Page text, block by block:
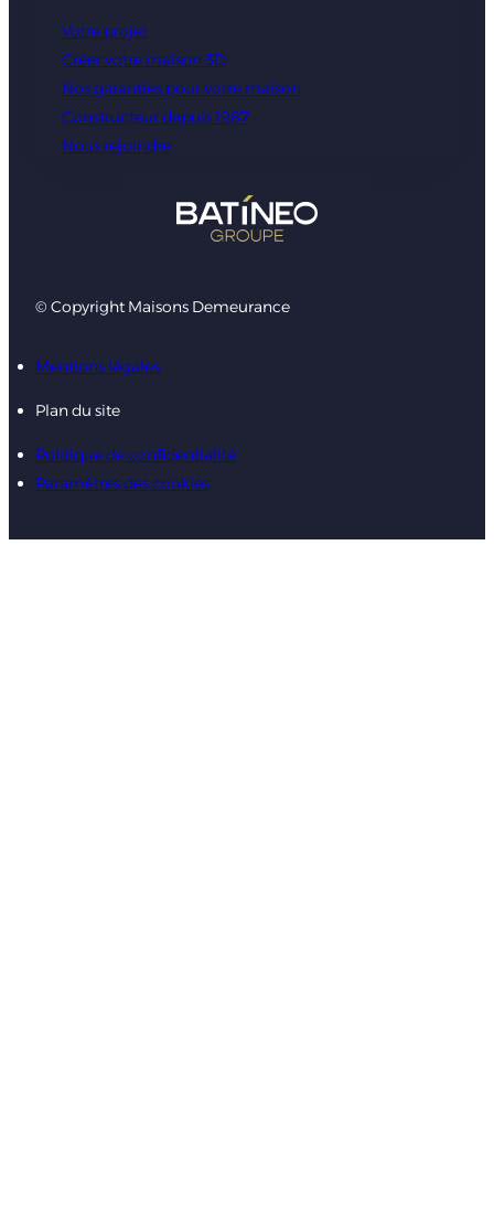
Votre projet
Créer votre maison 3D
Nos garanties pour votre maison
Constructeur depuis 1987
Nous rejoindre
© Copyright Maisons Demeurance
Mentions légales
Plan du site
Politique de confidentialité
Paramètres des cookies